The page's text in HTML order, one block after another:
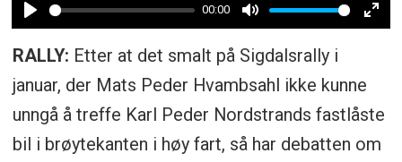
Play
00:00
Mute
RALLY: Etter at det smalt på Sigdalsrally i
januar, der Mats Peder Hvambsahl ikke kunne
unngå å treffe Karl Peder Nordstrands fastlåste
bil i brøytekanten i høy fart, så har debatten om